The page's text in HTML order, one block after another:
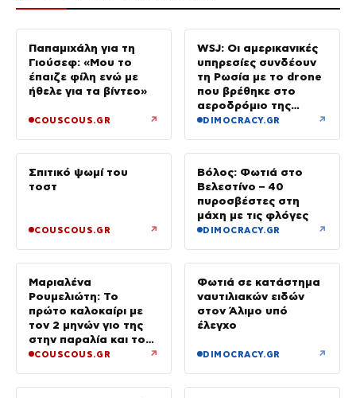
Παπαμιχάλη για τη
Γιούσεφ: «Μου το
έπαιζε φίλη ενώ με
ήθελε για τα βίντεο»
COUSCOUS.GR ↗
WSJ: Οι αμερικανικές
υπηρεσίες συνδέουν
τη Ρωσία με το drone
που βρέθηκε στο
αεροδρόμιο της
Λειψίας
DIMOCRACY.GR ↗
Σπιτικό ψωμί του
τοστ
COUSCOUS.GR ↗
Βόλος: Φωτιά στο
Βελεστίνο – 40
πυροσβέστες στη
μάχη με τις φλόγες
DIMOCRACY.GR ↗
Μαριαλένα
Ρουμελιώτη: Το
πρώτο καλοκαίρι με
τον 2 μηνών γιο της
στην παραλία και το
τρυφερό βίντεο
COUSCOUS.GR ↗
Φωτιά σε κατάστημα
ναυτιλιακών ειδών
στον Άλιμο υπό
έλεγχο
DIMOCRACY.GR ↗